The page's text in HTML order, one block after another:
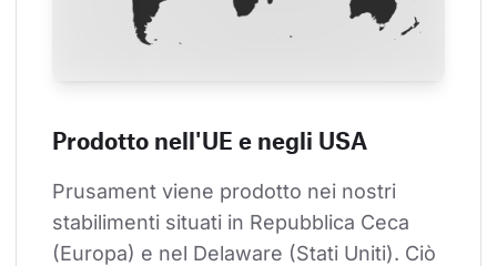
Prodotto nell'UE e negli USA
Prusament viene prodotto nei nostri
stabilimenti situati in Repubblica Ceca
(Europa) e nel Delaware (Stati Uniti). Ciò